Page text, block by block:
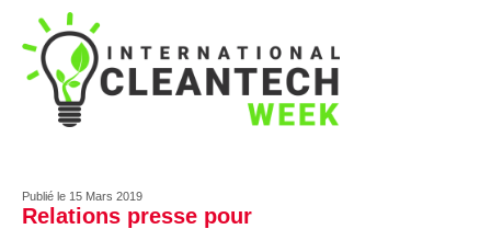
Publié le 15 Mars 2019
Relations presse pour